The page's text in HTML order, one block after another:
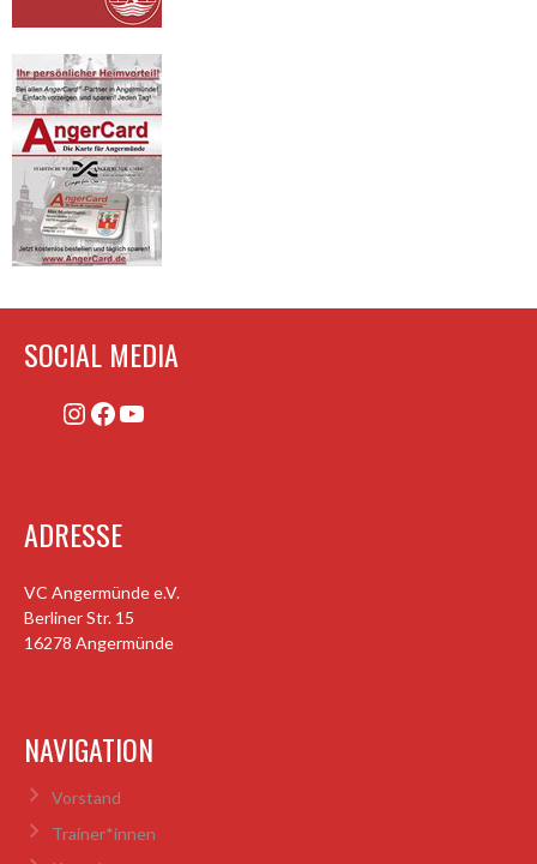
SOCIAL MEDIA
Instagram
Facebook
YouTube
ADRESSE
VC Angermünde e.V.
Berliner Str. 15
16278 Angermünde
NAVIGATION
Vorstand
Trainer*innen